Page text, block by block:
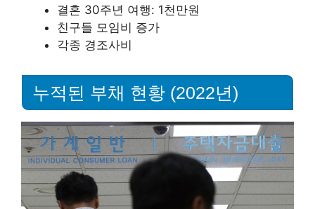
결혼 30주년 여행: 1천만원
친구들 모임비 증가
각종 경조사비
누적된 부채 현황 (2022년)